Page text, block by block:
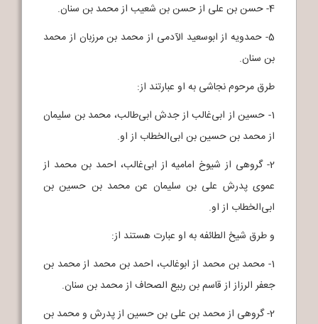
4- حسن بن علی از حسن بن شعیب از محمد بن سنان.
5- حمدویه از ابوسعید الآدمی از محمد بن مرزبان از محمد
بن سنان‌.
طرق مرحوم نجاشی به او عبارتند از:
1- حسین از ابی‌غالب از جدش ابی‌طالب، محمد بن سلیمان
از محمد بن حسین بن ابی‌الخطاب از او.‌
2- گروهی از شیوخ امامیه از ابی‌غالب، احمد بن محمد از
عموی پدرش علی بن سلیمان عن محمد بن حسین بن
ابی‌الخطاب از او.‌
و طرق شیخ الطائفه به او عبارت هستند از:
1- محمد بن محمد از ابوغالب، احمد بن محمد از محمد بن
جعفر الرزاز از قاسم بن ربیع الصحاف از محمد بن سنان‌.
2- گروهی از محمد بن علی بن حسین از پدرش و محمد بن